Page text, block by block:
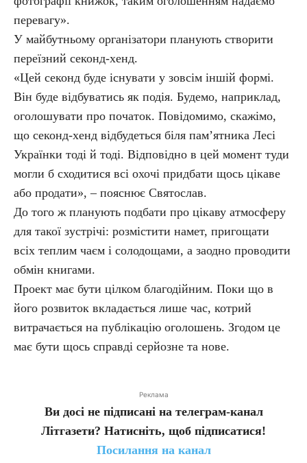
перевагу».
У майбутньому організатори планують створити
переїзний секонд-хенд.
«Цей секонд буде існувати у зовсім іншій формі.
Він буде відбуватись як подія. Будемо, наприклад,
оголошувати про початок. Повідомимо, скажімо,
що секонд-хенд відбудеться біля пам’ятника Лесі
Українки тоді й тоді. Відповідно в цей момент туди
могли б сходитися всі охочі придбати щось цікаве
або продати», – пояснює Святослав.
До того ж планують подбати про цікаву атмосферу
для такої зустрічі: розмістити намет, пригощати
всіх теплим чаєм і солодощами, а заодно проводити
обмін книгами.
Проект має бути цілком благодійним. Поки що в
його розвиток вкладається лише час, котрий
витрачається на публікацію оголошень. Згодом це
має бути щось справді серйозне та нове.
Реклама
Ви досі не підписані на телеграм-канал
Літгазети? Натисніть, щоб підписатися!
Посилання на канал